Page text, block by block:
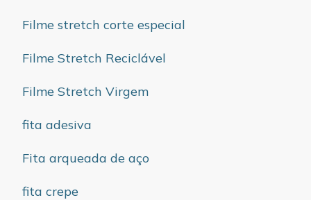
Filme stretch corte especial
Filme Stretch Reciclável
Filme Stretch Virgem
fita adesiva
Fita arqueada de aço
fita crepe